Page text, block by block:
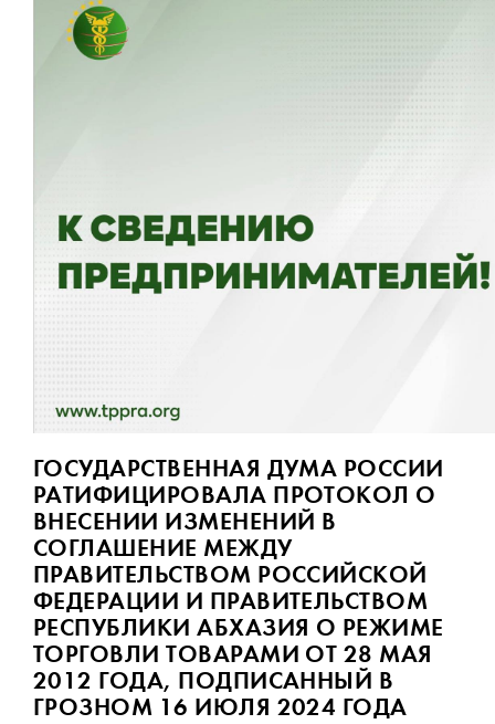
ГОСУДАРСТВЕННАЯ ДУМА РОССИИ
РАТИФИЦИРОВАЛА ПРОТОКОЛ О
ВНЕСЕНИИ ИЗМЕНЕНИЙ В
СОГЛАШЕНИЕ МЕЖДУ
ПРАВИТЕЛЬСТВОМ РОССИЙСКОЙ
ФЕДЕРАЦИИ И ПРАВИТЕЛЬСТВОМ
РЕСПУБЛИКИ АБХАЗИЯ О РЕЖИМЕ
ТОРГОВЛИ ТОВАРАМИ ОТ 28 МАЯ
2012 ГОДА, ПОДПИСАННЫЙ В
ГРОЗНОМ 16 ИЮЛЯ 2024 ГОДА